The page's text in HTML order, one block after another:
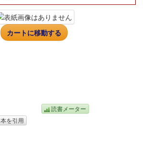
カートに移動する
読書メーター
本を引用